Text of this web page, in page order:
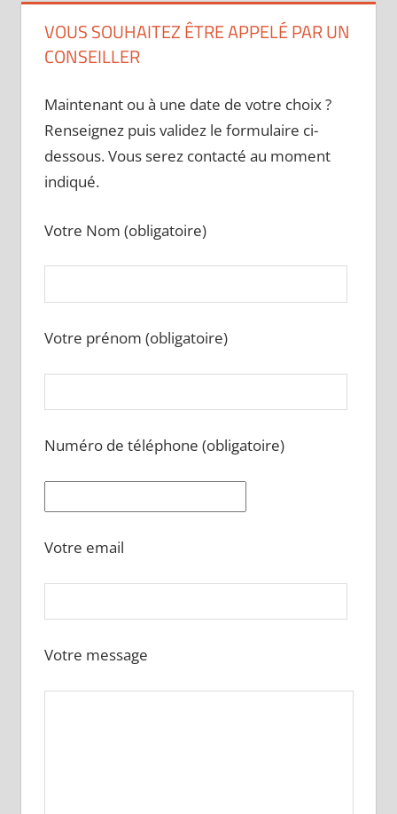
VOUS SOUHAITEZ ÊTRE APPELÉ PAR UN
CONSEILLER
Maintenant ou à une date de votre choix ?
Renseignez puis validez le formulaire ci-
dessous. Vous serez contacté au moment
indiqué.
Votre Nom (obligatoire)
Votre prénom (obligatoire)
Numéro de téléphone (obligatoire)
Votre email
Votre message